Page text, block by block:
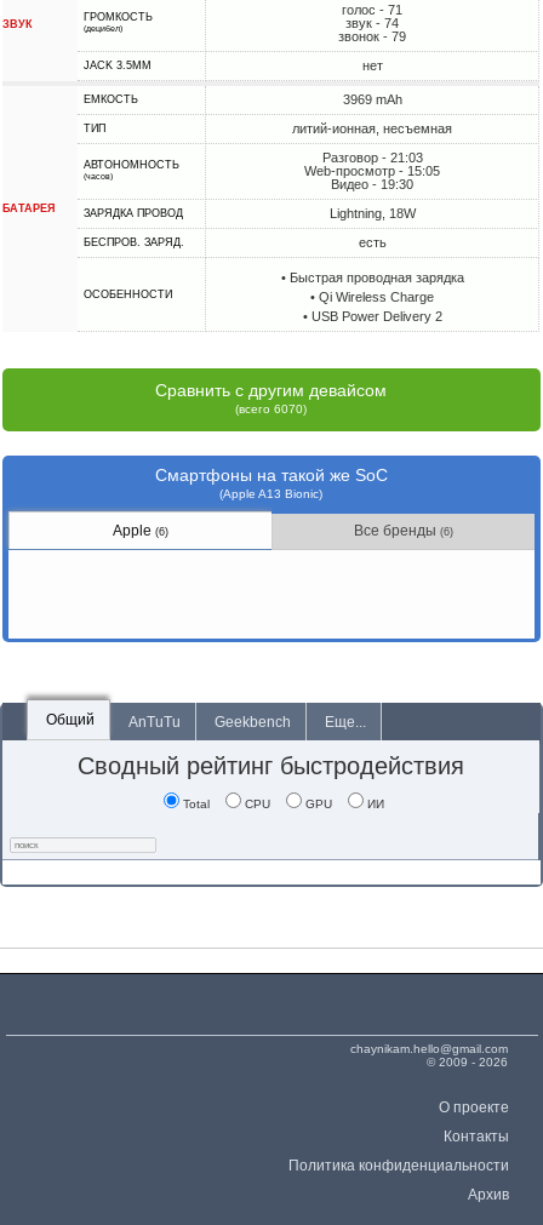
ЗВУК
ГРОМКОСТЬ
(децибел)
голос - 71
звук - 74
звонок - 79
JACK 3.5MM нет
БАТАРЕЯ
ЕМКОСТЬ 3969 mAh
ТИП литий-ионная, несъемная
АВТОНОМНОСТЬ
(часов)
Разговор - 21:03
Web-просмотр - 15:05
Видео - 19:30
ЗАРЯДКА ПРОВОД Lightning, 18W
БЕСПРОВ. ЗАРЯД. есть
ОСОБЕННОСТИ
• Быстрая проводная зарядка
• Qi Wireless Charge
• USB Power Delivery 2
Сравнить с другим девайсом
(всего 6070)
Смартфоны на такой же SoC
(Apple A13 Bionic)
Apple (6) Все бренды (6)
Общий AnTuTu Geekbench Еще...
Сводный рейтинг быстродействия
Total CPU GPU ИИ
chaynikam.hello@gmail.com
© 2009 - 2026
О проекте
Контакты
Политика конфиденциальности
Архив